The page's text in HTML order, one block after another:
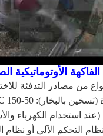
الأوتوماتيكية
من مصادر التدفئة
بالبخار): 50-150 ℃ _.
استخدام الكهرباء والأشعة
التحكم الآلي أو نظام